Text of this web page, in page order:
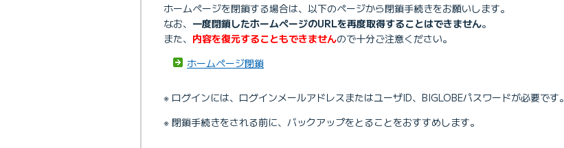
ホームページを閉鎖する場合は、以下のページから閉鎖手続きをお願いします。
なお、 一度閉鎖したホームページのURLを再度取得することはできません。
また、 内容を復元することもできませんので十分ご注意ください。
ホームページ閉鎖
※ ログインには、ログインメールアドレスまたはユーザID、BIGLOBEパスワードが必要です。
※ 閉鎖手続きをされる前に、バックアップをとることをおすすめします。